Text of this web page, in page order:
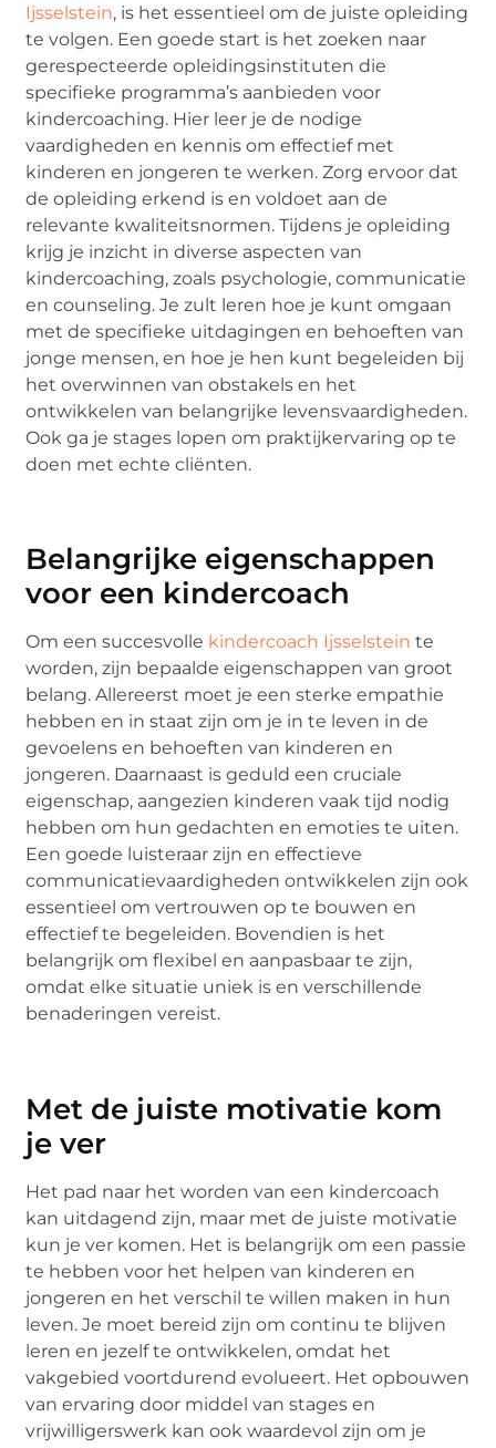
Ijsselstein, is het essentieel om de juiste opleiding
te volgen. Een goede start is het zoeken naar
gerespecteerde opleidingsinstituten die
specifieke programma’s aanbieden voor
kindercoaching. Hier leer je de nodige
vaardigheden en kennis om effectief met
kinderen en jongeren te werken. Zorg ervoor dat
de opleiding erkend is en voldoet aan de
relevante kwaliteitsnormen. Tijdens je opleiding
krijg je inzicht in diverse aspecten van
kindercoaching, zoals psychologie, communicatie
en counseling. Je zult leren hoe je kunt omgaan
met de specifieke uitdagingen en behoeften van
jonge mensen, en hoe je hen kunt begeleiden bij
het overwinnen van obstakels en het
ontwikkelen van belangrijke levensvaardigheden.
Ook ga je stages lopen om praktijkervaring op te
doen met echte cliënten.
Belangrijke eigenschappen
voor een kindercoach
Om een succesvolle kindercoach Ijsselstein te
worden, zijn bepaalde eigenschappen van groot
belang. Allereerst moet je een sterke empathie
hebben en in staat zijn om je in te leven in de
gevoelens en behoeften van kinderen en
jongeren. Daarnaast is geduld een cruciale
eigenschap, aangezien kinderen vaak tijd nodig
hebben om hun gedachten en emoties te uiten.
Een goede luisteraar zijn en effectieve
communicatievaardigheden ontwikkelen zijn ook
essentieel om vertrouwen op te bouwen en
effectief te begeleiden. Bovendien is het
belangrijk om flexibel en aanpasbaar te zijn,
omdat elke situatie uniek is en verschillende
benaderingen vereist.
Met de juiste motivatie kom
je ver
Het pad naar het worden van een kindercoach
kan uitdagend zijn, maar met de juiste motivatie
kun je ver komen. Het is belangrijk om een passie
te hebben voor het helpen van kinderen en
jongeren en het verschil te willen maken in hun
leven. Je moet bereid zijn om continu te blijven
leren en jezelf te ontwikkelen, omdat het
vakgebied voortdurend evolueert. Het opbouwen
van ervaring door middel van stages en
vrijwilligerswerk kan ook waardevol zijn om je